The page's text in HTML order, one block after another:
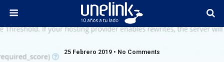
25 Febrero 2019 • No Comments